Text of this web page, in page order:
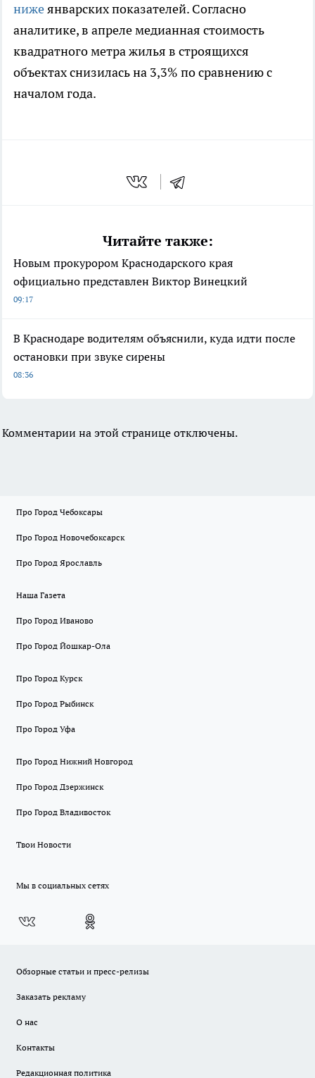
нижеянварских показателей. Согласно
аналитике, в апреле медианная стоимость
квадратного метра жилья в строящихся
объектах снизилась на 3,3% по сравнению с
началом года.
Читайте также:
Новым прокурором Краснодарского края
официально представлен Виктор Винецкий
09:17
В Краснодаре водителям объяснили, куда идти после
остановки при звуке сирены
08:36
Комментарии на этой странице отключены.
Про Город Чебоксары
Про Город Новочебоксарск
Про Город Ярославль
Наша Газета
Про Город Иваново
Про Город Йошкар-Ола
Про Город Курск
Про Город Рыбинск
Про Город Уфа
Про Город Нижний Новгород
Про Город Дзержинск
Про Город Владивосток
Твои Новости
Мы в социальных сетях
Обзорные статьи и пресс-релизы
Заказать рекламу
О нас
Контакты
Редакционная политика